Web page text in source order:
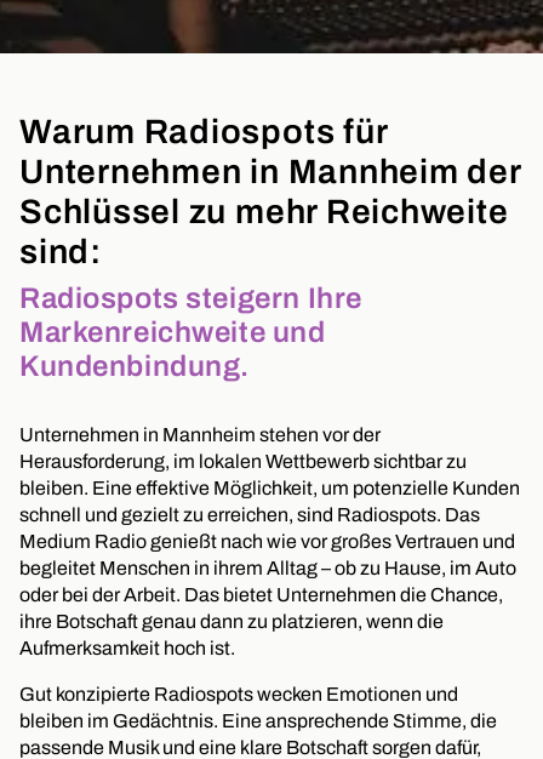
Warum Radiospots für
Unternehmen in Mannheim der
Schlüssel zu mehr Reichweite
sind:
Radiospots steigern Ihre
Markenreichweite und
Kundenbindung.
Unternehmen in Mannheim stehen vor der
Herausforderung, im lokalen Wettbewerb sichtbar zu
bleiben. Eine effektive Möglichkeit, um potenzielle Kunden
schnell und gezielt zu erreichen, sind Radiospots. Das
Medium Radio genießt nach wie vor großes Vertrauen und
begleitet Menschen in ihrem Alltag – ob zu Hause, im Auto
oder bei der Arbeit. Das bietet Unternehmen die Chance,
ihre Botschaft genau dann zu platzieren, wenn die
Aufmerksamkeit hoch ist.
Gut konzipierte Radiospots wecken Emotionen und
bleiben im Gedächtnis. Eine ansprechende Stimme, die
passende Musik und eine klare Botschaft sorgen dafür,